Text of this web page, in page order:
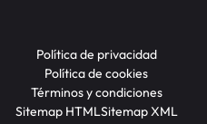
Política de privacidad
Política de cookies
Términos y condiciones
Sitemap HTMLSitemap XML